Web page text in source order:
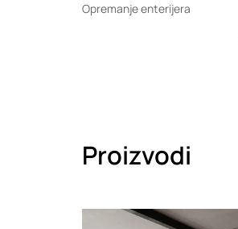
Opremanje enterijera
Proizvodi
Loading